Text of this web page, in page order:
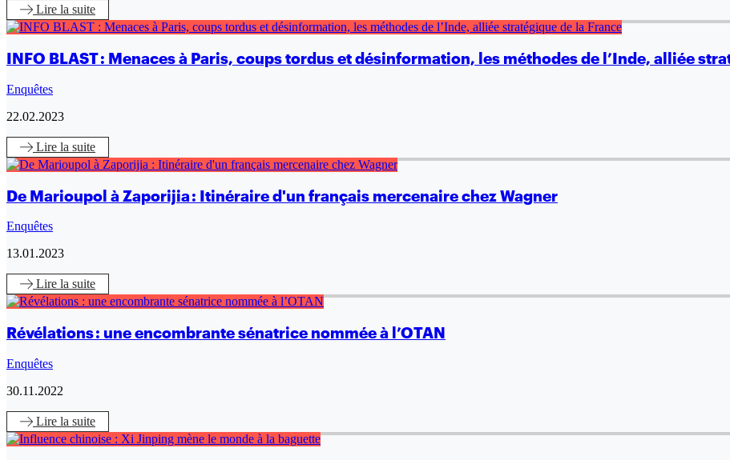
Lire la suite
INFO BLAST : Menaces à Paris, coups tordus et désinformation, les méthodes de l’Inde, alliée
Enquêtes
22.02.2023
Lire la suite
De Marioupol à Zaporijia : Itinéraire d'un français mercenaire chez Wagner
Enquêtes
13.01.2023
Lire la suite
Révélations : une encombrante sénatrice nommée à l’OTAN
Enquêtes
30.11.2022
Lire la suite